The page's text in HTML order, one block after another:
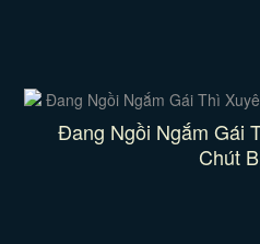
Đang Ngồi Ngắm Gái
Chút